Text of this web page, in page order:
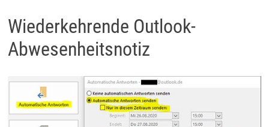
Wiederkehrende Outlook-
Abwesenheitsnotiz